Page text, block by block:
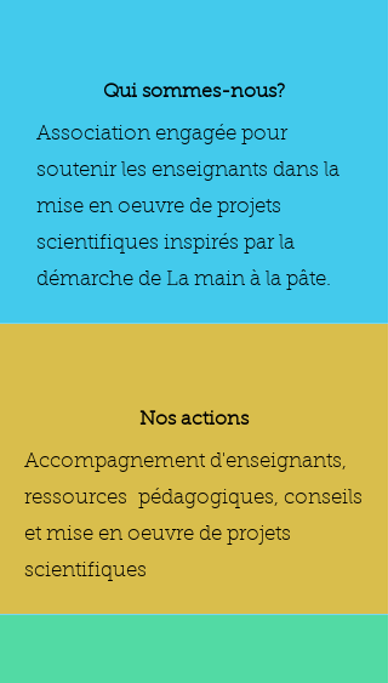
Qui sommes-nous?
Association engagée pour
soutenir les enseignants dans la
mise en oeuvre de projets
scientifiques inspirés par la
démarche de La main à la pâte.
Nos actions
Accompagnement d'enseignants,
ressources pédagogiques, conseils
et mise en oeuvre de projets
scientifiques